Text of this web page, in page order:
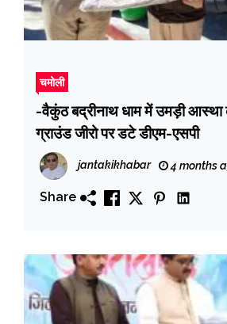
चमोली
-वैकुंठ बद्रीनाथ धाम में उमड़ी आस्था
ग्राउंड जीरो पर डटे डीएम-एसपी
jantakikhabar 4 months
Share